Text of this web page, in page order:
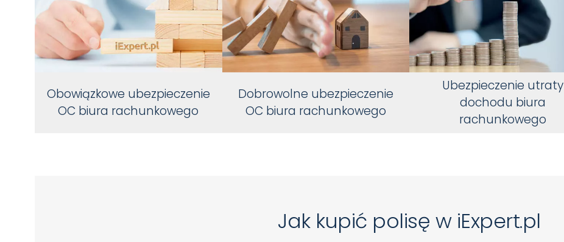
Obowiązkowe ubezpieczenie
OC biura rachunkowego
Dobrowolne ubezpieczenie
OC biura rachunkowego
Ubezpieczenie utraty
dochodu biura
rachunkowego
Jak kupić polisę w iExpert.pl